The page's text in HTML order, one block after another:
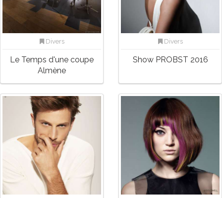
Divers
Le Temps d'une coupe
Almène
Divers
Show PROBST 2016